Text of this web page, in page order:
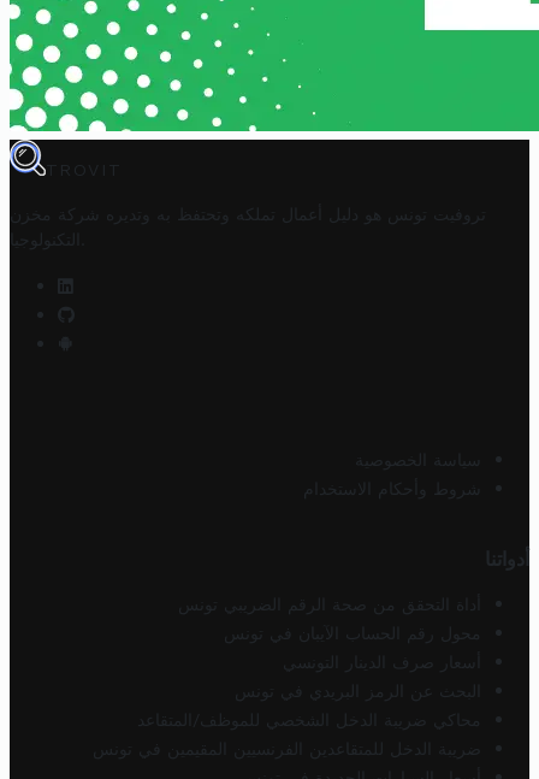
TROVIT
تروفيت تونس هو دليل أعمال تملكه وتحتفظ به وتديره
شركة مخزن
التكنولوجيا
سياسة الخصوصية
شروط وأحكام الاستخدام
أدواتنا
أداة التحقق من صحة الرقم الضريبي تونس
محول رقم الحساب الآيبان في تونس
أسعار صرف الدينار التونسي
البحث عن الرمز البريدي في تونس
محاكي ضريبة الدخل الشخصي للموظف/المتقاعد
ضريبة الدخل للمتقاعدين الفرنسيين المقيمين في تونس